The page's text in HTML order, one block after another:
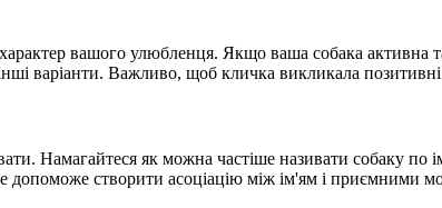
вашого улюбленця. Якщо ваша собака активна
варіанти. Важливо, щоб кличка викликала позитивні
Намагайтеся як можна частіше називати собаку по
допоможе створити асоціацію між ім'ям і приємними